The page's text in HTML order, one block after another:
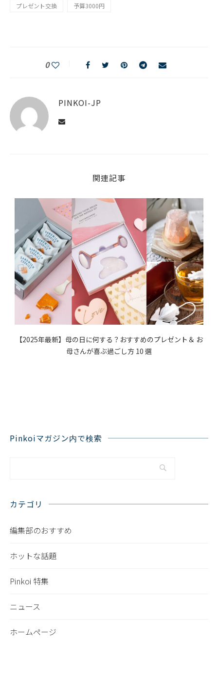
プレゼント交換 予算3000円
0
PINKOI-JP
関連記事
【2025年最新】母の日に何する？おすすめのプレゼント＆ お
母さんが喜ぶ過ごし方 10 選
Pinkoiマガジン内で検索
カテゴリ
編集部のおすすめ
ホットな話題
Pinkoi 特集
ニュース
ホームページ